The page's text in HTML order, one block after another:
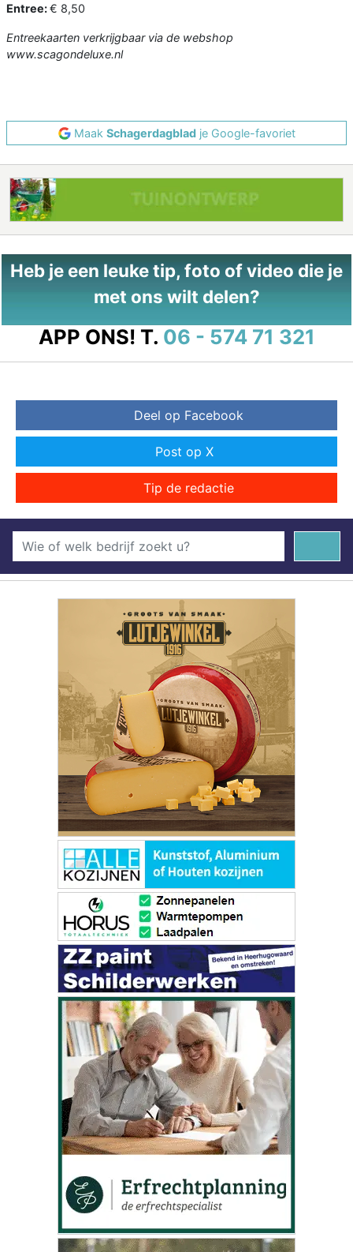
Entree:€ 8,50
Entreekaarten verkrijgbaar via de webshop
www.scagondeluxe.nl
Maak Schagerdagbladje Google-favoriet
Heb je een leuke tip, foto of video die je
met ons wilt delen?
APP ONS! T. 06 - 574 71 321
Deel op Facebook
Post op X
Tip de redactie